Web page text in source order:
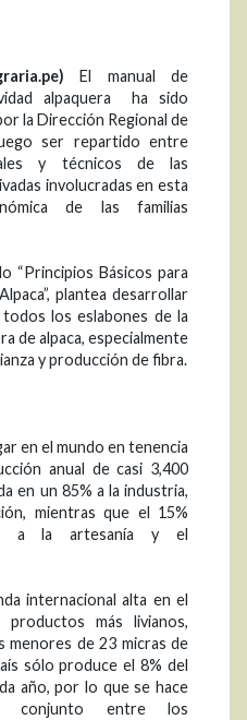
El manual de
alpaquera ha sido
la Dirección Regional de
ser repartido entre
y técnicos de las
involucradas en esta
de las familias
“Principios Básicos para
plantea desarrollar
los eslabones de la
de alpaca, especialmente
y producción de fibra.
en el mundo en tenencia
anual de casi 3,400
en un 85% a la industria,
mientras que el 15%
a la artesanía y el
internacional alta en el
más livianos,
menores de 23 micras de
sólo produce el 8% del
año, por lo que se hace
conjunto entre los